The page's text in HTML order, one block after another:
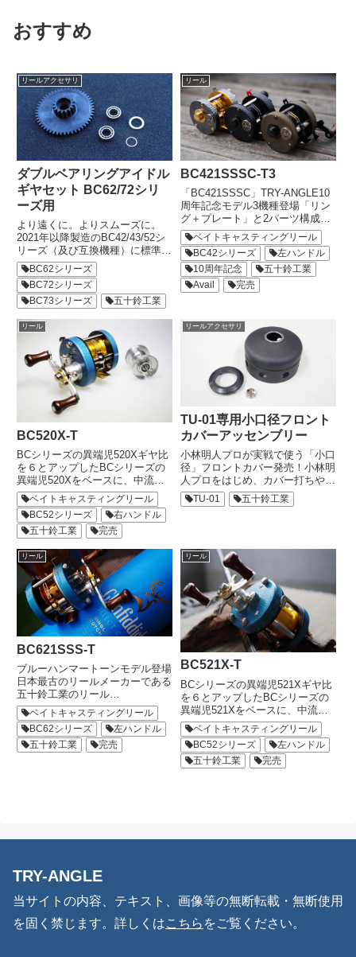
おすすめ
リールアクセサリ
ダブルベアリングアイドル
ギヤセット BC62/72シリ
ーズ用
より遠くに。よりスムーズに。
2021年以降製造のBC42/43/52シ
リーズ（及び互換機種）に標準搭
載されている「一体成型高精度ア
イドルギヤ」は、駆動ロスを低減
し飛距離アップとスムーズなキャ
ストフィールを実現させました。
BC62シリーズ
BC72シリーズ
BC73シリーズ
五十鈴工業
リール
BC421SSSC-T3
「BC421SSSC」TRY-ANGLE10
周年記念モデル3機種登場「リン
グ＋プレート」と2パーツ構成だ
ったサイドの外装を一体成型のカ
ップにしたモデルBC421SSSC。
手に馴染むクラシカルな佇まいで
好評を博している
「BC421SSSC」に...
ベイトキャスティングリール
BC42シリーズ
左ハンドル
10周年記念
五十鈴工業
Avail
完売
リール
BC520X-T
BCシリーズの異端児520Xギヤ比
を６とアップしたBCシリーズの
異端児520Xをベースに、中流
域〜小規模本流域までをカバーす
るトラウトフィッシング仕様のス
プールを同梱し、ハンマートーン
塗装でボディを仕上げました。こ
ベイトキャスティングリール
BC52シリーズ
右ハンドル
五十鈴工業
完売
リールアクセサリ
TU-01専用小口径フロント
カバーアッセンブリー
小林明人プロが実戦で使う「小口
径」フロントカバー発売！小林明
人プロをはじめ、カバー打ちやバ
ーチカルな釣りにTU-01を使用す
る多くのアングラーのリクエスト
TU-01 五十鈴工業
リール
BC621SSS-T
ブルーハンマートーンモデル登場
日本最古のリールメーカーである
五十鈴工業のリール
「BC621SSS」に、人気のTRY-
ANGLEオリジナル塗装「ブルー
ハンマートーン」を施しました。
また、スプールはオレンジゴール
ベイトキャスティングリール
BC62シリーズ
左ハンドル
五十鈴工業
完売
リール
BC521X-T
BCシリーズの異端児521Xギヤ比
を６とアップしたBCシリーズの
異端児521Xをベースに、中流
域〜小規模本流域までをカバーす
るトラウトフィッシング仕様のス
プールを同梱し、ハンマートーン
塗装でボディを仕上げました。こ
ベイトキャスティングリール
BC52シリーズ
左ハンドル
五十鈴工業
完売
TRY-ANGLE
当サイトの内容、テキスト、画像等の無断転載・無断使用
を固く禁じます。詳しくはこちら をご覧ください。